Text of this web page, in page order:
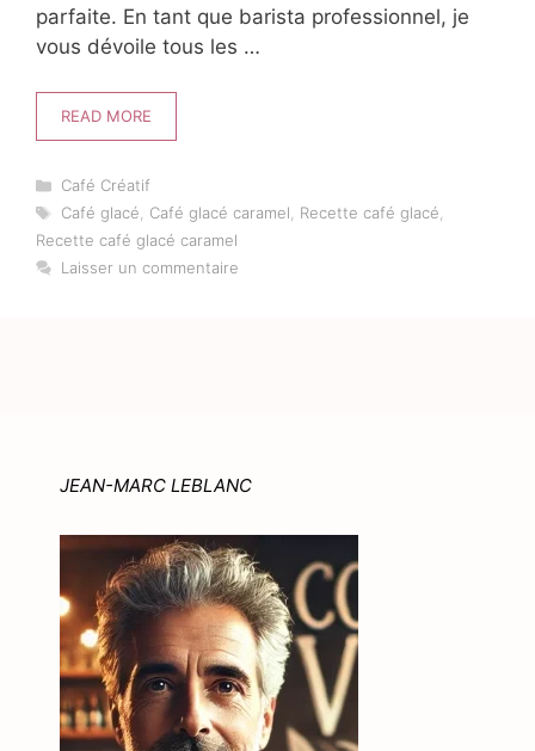
parfaite. En tant que barista professionnel, je
vous dévoile tous les …
READ MORE
Catégories
Café Créatif
Étiquettes
Café glacé, Café glacé caramel, Recette café glacé,
Recette café glacé caramel
Laisser un commentaire
JEAN-MARC LEBLANC